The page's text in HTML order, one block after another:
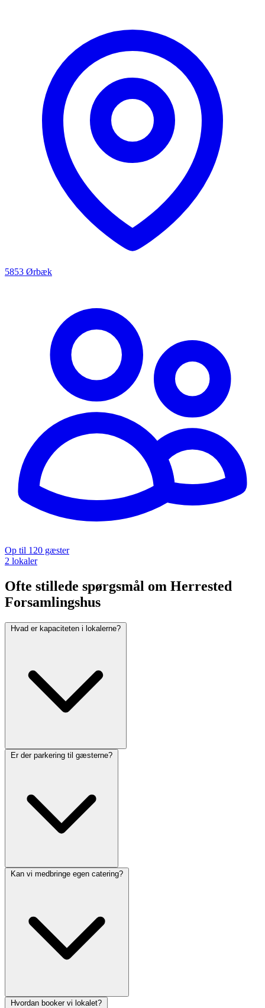
5853 Ørbæk
Op til 120 gæster
2 lokaler
Ofte stillede spørgsmål om Herrested
Forsamlingshus
Hvad er kapaciteten i lokalerne?
Er der parkering til gæsterne?
Kan vi medbringe egen catering?
Hvordan booker vi lokalet?